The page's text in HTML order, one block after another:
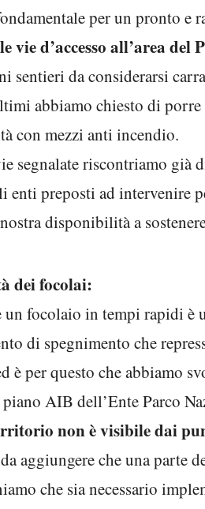
per un pronto e
vie d’accesso all’area del
sentieri da considerarsi
abbiamo chiesto di
con mezzi anti incendio.
segnalate riscontriamo
enti preposti ad intervenire
nostra disponibilità a
dei focolai:
focolaio in tempi rapidi è
di spegnimento che
è per questo che abbiamo
AIB dell’Ente Parco
non è visibile dai
aggiungere che una parte
che sia necessario